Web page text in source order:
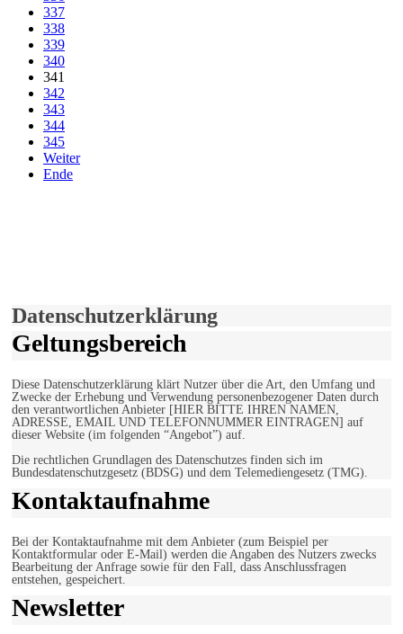
337
338
339
340
341
342
343
344
345
Weiter
Ende
Datenschutzerklärung
Geltungsbereich
Diese Datenschutzerklärung klärt Nutzer über die Art, den Umfang und
Zwecke der Erhebung und Verwendung personenbezogener Daten durch
den verantwortlichen Anbieter [HIER BITTE IHREN NAMEN,
ADRESSE, EMAIL UND TELEFONNUMMER EINTRAGEN] auf
dieser Website (im folgenden “Angebot”) auf.
Die rechtlichen Grundlagen des Datenschutzes finden sich im
Bundesdatenschutzgesetz (BDSG) und dem Telemediengesetz (TMG).
Kontaktaufnahme
Bei der Kontaktaufnahme mit dem Anbieter (zum Beispiel per
Kontaktformular oder E-Mail) werden die Angaben des Nutzers zwecks
Bearbeitung der Anfrage sowie für den Fall, dass Anschlussfragen
entstehen, gespeichert.
Newsletter